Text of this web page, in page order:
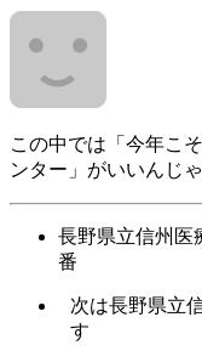
この中では「今年こ
ンター」がいいんじ
長野県立信州医
番
次は長野県立
す